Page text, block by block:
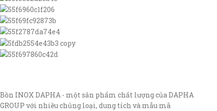
Bồn INOX DAPHA - một sản phẩm chất lượng của DAPHA
GROUP với nhiều chủng loại, dung tích và mẫu mã